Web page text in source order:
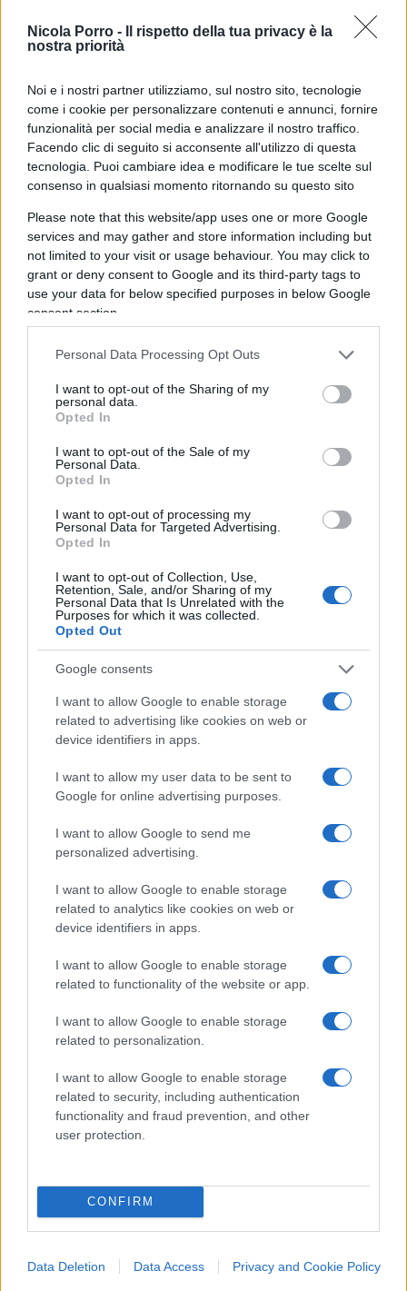
Nicola Porro -
Il rispetto della tua privacy è la
nostra priorità
Noi e i nostri partner utilizziamo, sul nostro sito, tecnologie
come i cookie per personalizzare contenuti e annunci, fornire
funzionalità per social media e analizzare il nostro traffico.
Facendo clic di seguito si acconsente all'utilizzo di questa
tecnologia. Puoi cambiare idea e modificare le tue scelte sul
consenso in qualsiasi momento ritornando su questo sito
Please note that this website/app uses one or more Google
services and may gather and store information including but
not limited to your visit or usage behaviour. You may click to
grant or deny consent to Google and its third-party tags to
use your data for below specified purposes in below Google
consent section.
Personal Data Processing Opt Outs
I want to opt-out of the Sharing of my
personal data.
Opted In
I want to opt-out of the Sale of my
Personal Data.
Opted In
I want to opt-out of processing my
Personal Data for Targeted Advertising.
Opted In
I want to opt-out of Collection, Use,
Retention, Sale, and/or Sharing of my
Personal Data that Is Unrelated with the
Purposes for which it was collected.
Opted Out
Google consents
I want to allow Google to enable storage
related to advertising like cookies on web or
device identifiers in apps.
I want to allow my user data to be sent to
Google for online advertising purposes.
I want to allow Google to send me
personalized advertising.
I want to allow Google to enable storage
related to analytics like cookies on web or
device identifiers in apps.
I want to allow Google to enable storage
related to functionality of the website or app.
I want to allow Google to enable storage
related to personalization.
I want to allow Google to enable storage
related to security, including authentication
functionality and fraud prevention, and other
user protection.
CONFIRM
Data Deletion Data Access Privacy and Cookie Policy
Rispondo al post di Monica. L’investimento
azionario rappresenta l’alternativa che, nel tempo,
paga di più. E’ vero, il mercato azionario è
sottoposto ad oscillazioni e a tanta volatilità. Gli
eventi influenzano l’andamento dei mercati
finanziari ma, nonostante questo, la tendenza dei
mercati è da sempre quella di salire a causa dello
sviluppo demografico, dalla costante ricerca di
benessere e soprattutto dallo sviluppo
tecnologico (basti pensare ai passi da gigante che
la tecnologia ha fatto nel periodo Covid).
Ci sono tre elementi fondamentali da tener
presente nell’investimento azionario:
(non bisogna disinvestire al p rimo ribasso di
mercato, si rischierebbe così di perdere il
la diversificazione (anche se l’economia
mondiale cresce, un singolo Paese o settore
possono sempre perdere di valore);
l’emotività (non bisogna mai vendere al primo
ribasso dei mercati ma mantenere l’investimento).
Quanto alle previsioni future sull’andamento dei
mercati azionari direi che è praticamente
impossibile farne. Purtroppo nessuno ha la
saremmo tutti ricchi. I mercati azionari sono
imprevedibili per questo è importante pianificare
gli obiettivi, l’orizzonte temporale e le strategie in
complessi.